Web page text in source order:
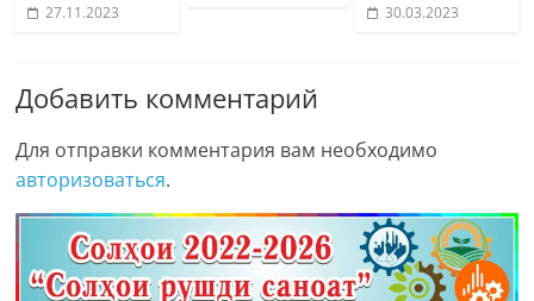
27.11.2023 30.03.2023
Добавить комментарий
Для отправки комментария вам необходимо
авторизоваться.